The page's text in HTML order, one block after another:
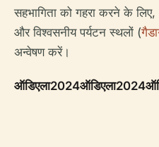
सहभागिता को गहरा करने के
और विश्वसनीय पर्यटन स्थलों (
अन्वेषण करें।
ऑडिएला2024ऑडिएला2024